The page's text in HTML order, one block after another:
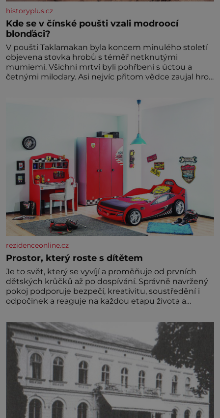
historyplus.cz
Kde se v čínské poušti vzali modroocí
blonďáci?
V poušti Taklamakan byla koncem minulého století
objevena stovka hrobů s téměř netknutými
mumiemi. Všichni mrtví byli pohřbeni s úctou a
četnými milodary. Asi nejvíc přitom vědce zaujal hrob
dávných lidí nesmírně dobře zachovalá, přičítají
odborníci zdejším klimatickým podmínkám. Sucho,
rezidenceonline.cz
Prostor, který roste s dítětem
Je to svět, který se vyvíjí a proměňuje od prvních
dětských krůčků až po dospívání. Správně navržený
pokoj podporuje bezpečí, kreativitu, soustředění i
odpočinek a reaguje na každou etapu života a
jednoduchost, měkkost a bezpečí, proto by pokoj
miminka měl působit především klidně a útulně.
Předškolní věk je